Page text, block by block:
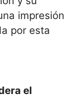
impresión
por esta
el